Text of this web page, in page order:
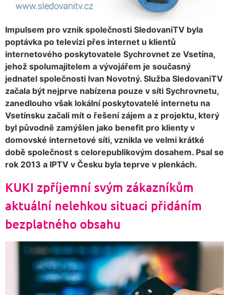
Impulsem pro vznik společnosti SledovaniTV byla
poptávka po televizi přes internet u klientů
internetového poskytovatele Sychrovnet ze Vsetína,
jehož spolumajitelem a vývojářem je současný
jednatel společnosti Ivan Novotný. Služba SledovaniTV
začala být nejprve nabízena pouze v síti Sychrovnetu,
zanedlouho však lokální poskytovatelé internetu na
Vsetínsku začali mít o řešení zájem a z projektu, který
byl původně zamýšlen jako benefit pro klienty v
domovské internetové síti, vznikla ve velmi krátké
době společnost s celorepublikovým dosahem. Psal se
rok 2013 a IPTV v Česku byla teprve v plenkách.
KUKI zpříjemní svým zákazníkům
aktuální nelehkou situaci přidáním
bezplatného obsahu